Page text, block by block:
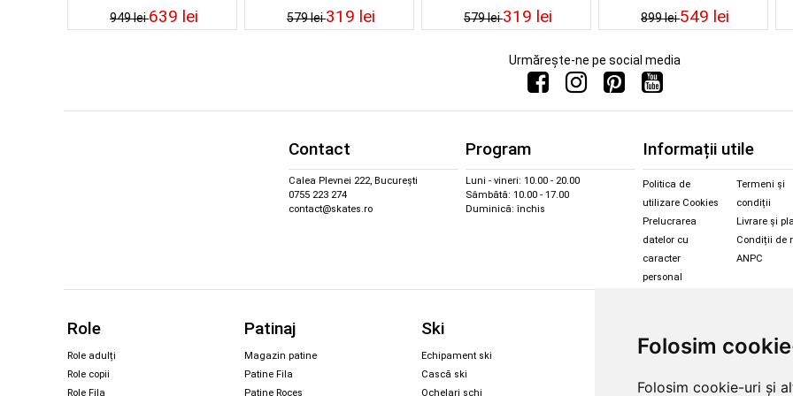
Folosim
Folosim cookie-uri și
949 lei639 lei 579 lei319 lei 579 lei319 lei 899 lei549 lei
Urmărește-ne pe social media
Contact
Calea Plevnei 222, București
0755 223 274
contact@skates.ro
Program
Luni - vineri: 10.00 - 20.00
Sâmbătă: 10.00 - 17.00
Duminică: închis
Informații utile
Politica de
utilizare Cookies
Prelucrarea
datelor cu
caracter
personal
Termeni și
condiții
Livrare și
Condiții de
ANPC
Role
Role adulți
Role copii
Role Fila
Patinaj
Magazin patine
Patine Fila
Patine Roces
Ski
Echipament ski
Cască ski
Ochelari schi
Magazin snowboard
Legături Rome SDS